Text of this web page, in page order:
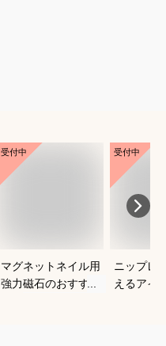
受付中
マグネットネイル用
強力磁石のおすすめ
受付中
ニップレ
えるアイ